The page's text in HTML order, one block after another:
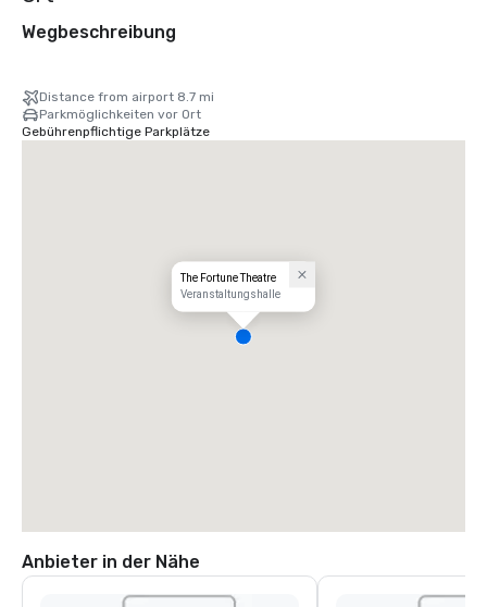
Wegbeschreibung
Distance from airport 8.7 mi
Parkmöglichkeiten vor Ort
Gebührenpflichtige Parkplätze
The Fortune Theatre
Veranstaltungshalle
Anbieter in der Nähe